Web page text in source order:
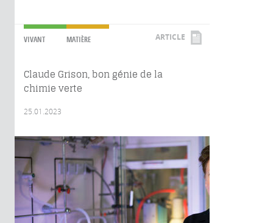
VIVANT MATIÈRE ARTICLE
Claude Grison, bon génie de la
chimie verte
25.01.2023